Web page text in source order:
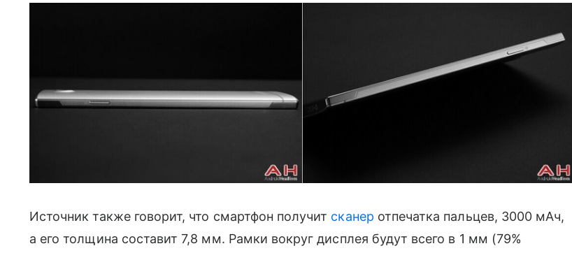
Источник также говорит, что смартфон получит сканер отпечатка пальцев, 3000 мАч,
а его толщина составит 7,8 мм. Рамки вокруг дисплея будут всего в 1 мм (79%